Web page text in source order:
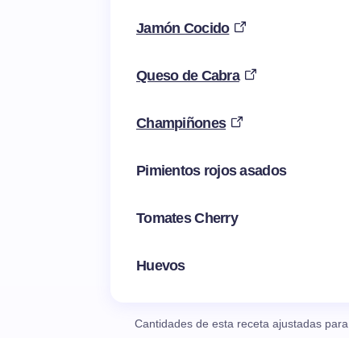
Jamón Cocido
Queso de Cabra
Champiñones
Pimientos rojos asados
Tomates Cherry
Huevos
Cantidades de esta receta ajustadas para